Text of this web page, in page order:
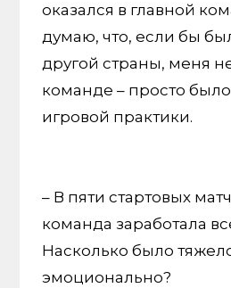
оказался в главной
думаю, что, если бы
другой страны, меня
команде – просто
игровой практики.
– В пяти стартовых
команда заработала
Насколько было
эмоционально?